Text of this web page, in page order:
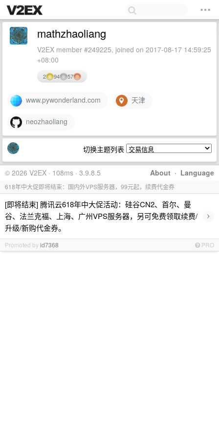
mathzhaoliang
V2EX member #249225, joined on 2017-08-17 14:59:25
+08:00
2 94 57
www.pywonderland.com 天津
neozhaoliang
切换主题列表
About · Language
© 2026 V2EX · 108ms · 3.9.8.5
618年中大促即将结束：国内外VPS服务器，99元起，续费代金券
[即将结束] 腾讯云618年中大促活动：硅谷CN2、首尔、曼
谷、法兰克福、上海、广州VPS服务器，另可免费领取续费/
升级/新购代金券。
›
Promoted byid7368 PRO